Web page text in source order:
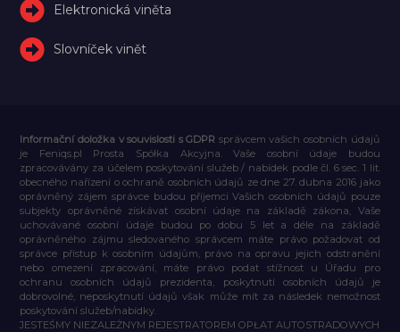
Elektronická viněta
Slovníček vinět
Informační doložka v souvislosti s GDPR správcem vašich osobních údajů
je Feniqs.pl Prosta Spółka Akcyjna. Vaše osobní údaje budou
zpracovávány za účelem poskytování služeb / nabídek podle čl. 6 sec. 1 lit.
obecného nařízení o ochraně osobních údajů ze dne 27. dubna 2016 jako
oprávněný zájem správce budou příjemci Vašich osobních údajů pouze
subjekty oprávněné získávat osobní údaje na základě zákona, Vaše
uchovávané osobní údaje budou po dobu 5 let a déle na základě
oprávněného zájmu sledovaného správcem máte právo požadovat od
správce přístup k osobním údajům, právo na opravu jejich odstranění
nebo omezení zpracování, máte právo podat stížnost u Úřadu pro
ochranu osobních údajů prezidenta, poskytnutí osobních údajů je
dobrovolné, neposkytnutí údajů však může mít za následek nemožnost
poskytování služeb/nabídky.
JESTEŚMY NIEZALEŻNYM REJESTRATOREM OPŁAT AUTOSTRADOWYCH